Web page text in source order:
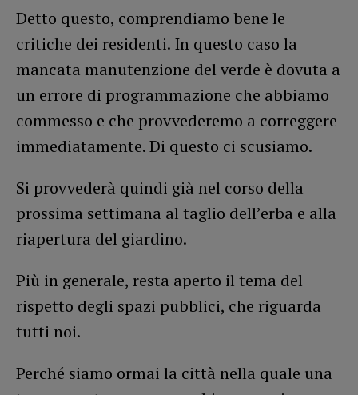
Detto questo, comprendiamo bene le
critiche dei residenti. In questo caso la
mancata manutenzione del verde è dovuta a
un errore di programmazione che abbiamo
commesso e che provvederemo a correggere
immediatamente. Di questo ci scusiamo.
Si provvederà quindi già nel corso della
prossima settimana al taglio dell’erba e alla
riapertura del giardino.
Più in generale, resta aperto il tema del
rispetto degli spazi pubblici, che riguarda
tutti noi.
Perché siamo ormai la città nella quale una